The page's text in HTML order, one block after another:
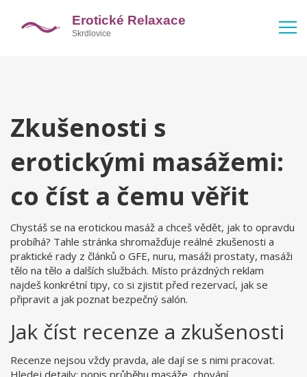
Zkušenosti s
erotickými masážemi:
co číst a čemu věřit
Chystáš se na erotickou masáž a chceš vědět, jak to opravdu
probíhá? Tahle stránka shromažďuje reálné zkušenosti a
praktické rady z článků o GFE, nuru, masáži prostaty, masáži
tělo na tělo a dalších službách. Místo prázdných reklam
najdeš konkrétní tipy, co si zjistit před rezervací, jak se
připravit a jak poznat bezpečný salón.
Jak číst recenze a zkušenosti
Recenze nejsou vždy pravda, ale dají se s nimi pracovat.
Hledej detaily: popis průběhu masáže, chování